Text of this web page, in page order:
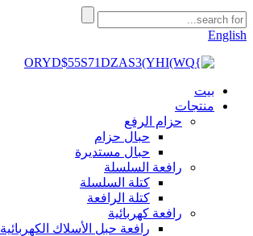
English
بيت
منتجات
حزام الرفع
حبال حزام
حبال مستديرة
رافعة السلسلة
كتلة السلسلة
كتلة الرافعة
رافعة كهربائية
رافعة حبل الأسلاك الكهربائية